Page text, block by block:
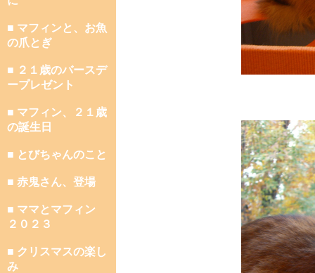
■ マフィンと、お魚
の爪とぎ
■ ２１歳のバースデ
ープレゼント
■ マフィン、２１歳
の誕生日
■ とびちゃんのこと
■ 赤鬼さん、登場
■ ママとマフィン
２０２３
■ クリスマスの楽し
み